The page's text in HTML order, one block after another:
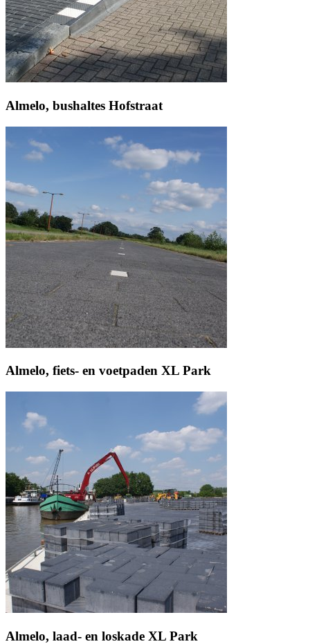
Almelo, bushaltes Hofstraat
Almelo, fiets- en voetpaden XL Park
Almelo, laad- en loskade XL Park